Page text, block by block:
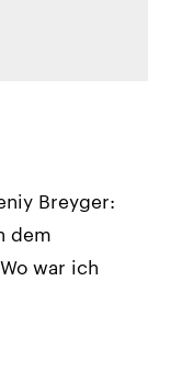
Breyger:
dem
war ich